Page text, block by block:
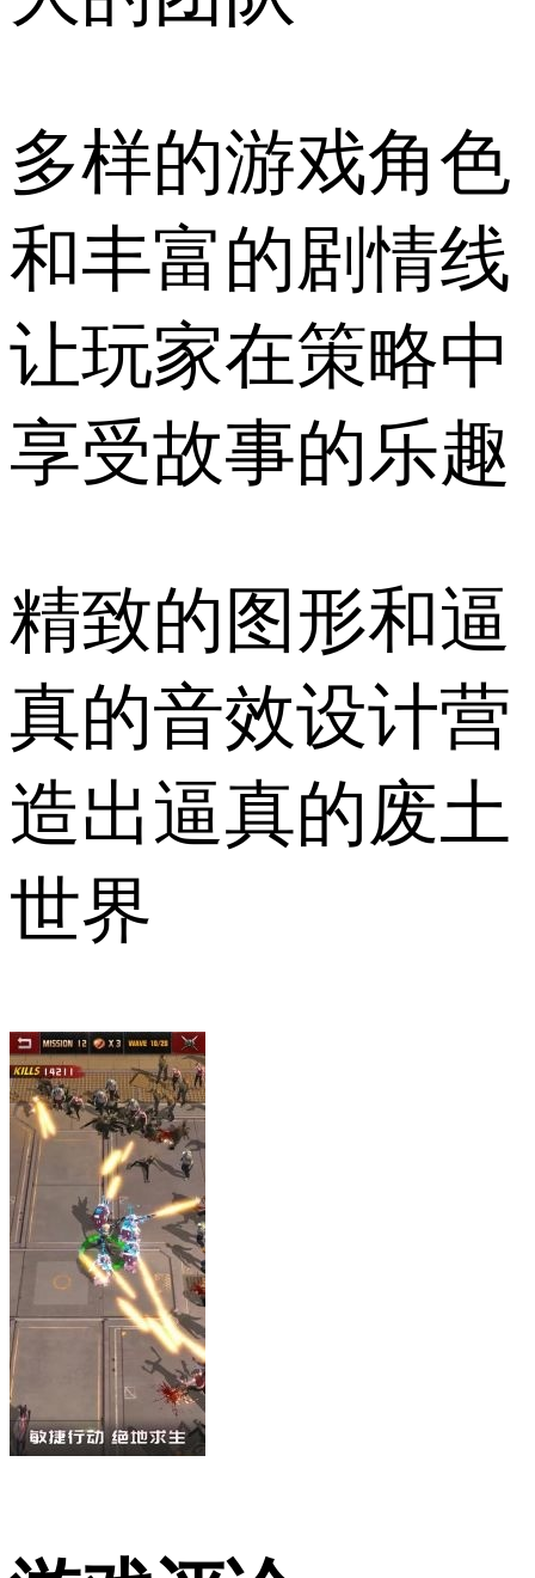
多样的游戏角色
和丰富的剧情线
让玩家在策略中
享受故事的乐趣
精致的图形和逼
真的音效设计营
造出逼真的废土
世界